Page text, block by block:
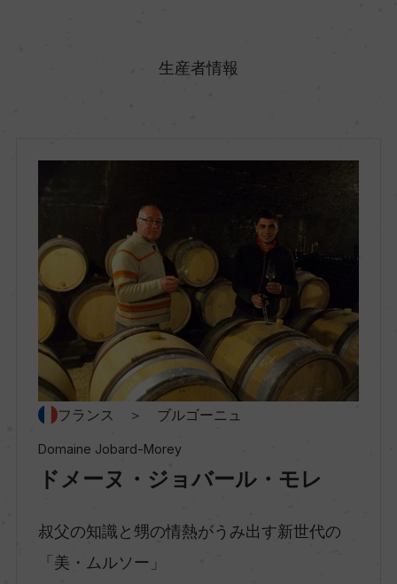
コート・ド・ボーヌ
村名
種類
スティルワイン
味わい
品種（原材料）
生産者情報
フランス ＞ ブルゴーニュ
Domaine Jobard-Morey
ドメーヌ・ジョバール・モレ
叔父の知識と甥の情熱がうみ出す新世代の
「美・ムルソー」